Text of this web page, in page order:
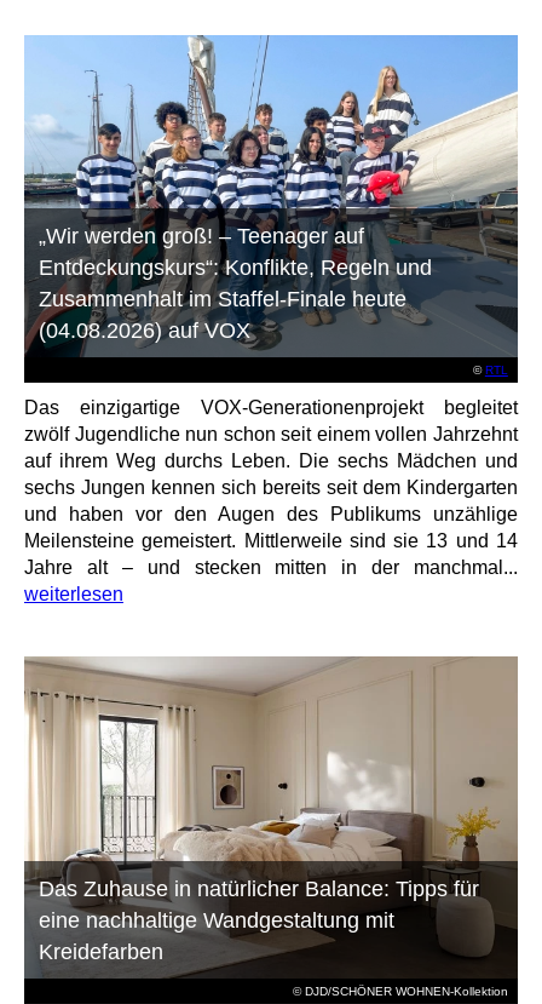
©RTL
„Wir werden groß! – Teenager auf
Entdeckungskurs“: Konflikte, Regeln und
Zusammenhalt im Staffel-Finale heute
(04.08.2026) auf VOX
Das einzigartige VOX-Generationenprojekt begleitet
zwölf Jugendliche nun schon seit einem vollen Jahrzehnt
auf ihrem Weg durchs Leben. Die sechs Mädchen und
sechs Jungen kennen sich bereits seit dem Kindergarten
und haben vor den Augen des Publikums unzählige
Meilensteine gemeistert. Mittlerweile sind sie 13 und 14
Jahre alt – und stecken mitten in der manchmal...
weiterlesen
© DJD/SCHÖNER WOHNEN-Kollektion
Das Zuhause in natürlicher Balance: Tipps für
eine nachhaltige Wandgestaltung mit
Kreidefarben